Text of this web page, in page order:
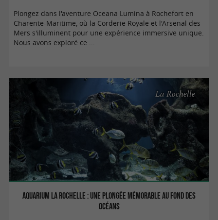
Plongez dans l'aventure Oceana Lumina à Rochefort en
Charente-Maritime, où la Corderie Royale et l'Arsenal des
Mers s'illuminent pour une expérience immersive unique.
Nous avons exploré ce ...
Aquarium La Rochelle : une plongée mémorable au fond des
océans
La Rochelle